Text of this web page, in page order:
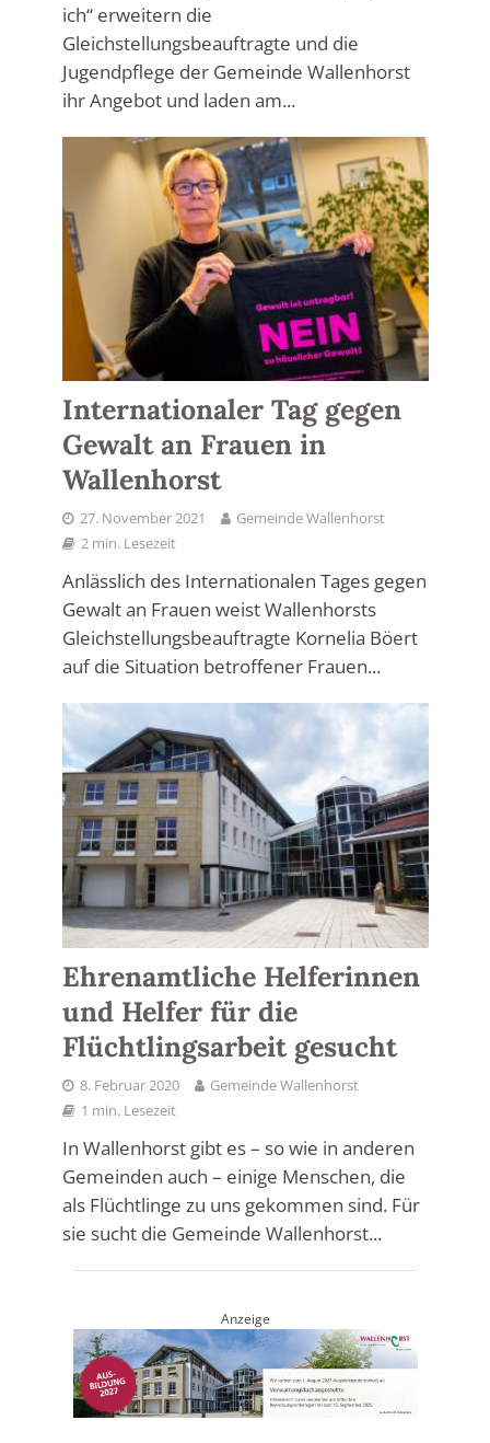
ich“ erweitern die
Gleichstellungsbeauftragte und die
Jugendpflege der Gemeinde Wallenhorst
ihr Angebot und laden am...
Internationaler Tag gegen
Gewalt an Frauen in
Wallenhorst
27. November 2021
Gemeinde Wallenhorst
2 min. Lesezeit
Anlässlich des Internationalen Tages gegen
Gewalt an Frauen weist Wallenhorsts
Gleichstellungsbeauftragte Kornelia Böert
auf die Situation betroffener Frauen...
Ehrenamtliche Helferinnen
und Helfer für die
Flüchtlingsarbeit gesucht
8. Februar 2020
Gemeinde Wallenhorst
1 min. Lesezeit
In Wallenhorst gibt es – so wie in anderen
Gemeinden auch – einige Menschen, die
als Flüchtlinge zu uns gekommen sind. Für
sie sucht die Gemeinde Wallenhorst...
Anzeige